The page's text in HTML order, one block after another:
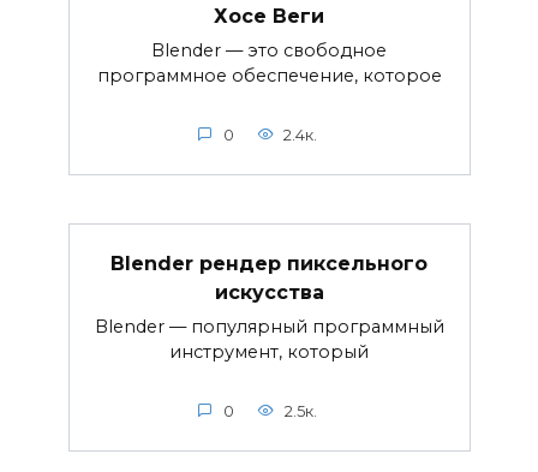
Хосе Веги
Blender — это свободное
программное обеспечение, которое
0 2.4к.
Blender рендер пиксельного
искусства
Blender — популярный программный
инструмент, который
0 2.5к.